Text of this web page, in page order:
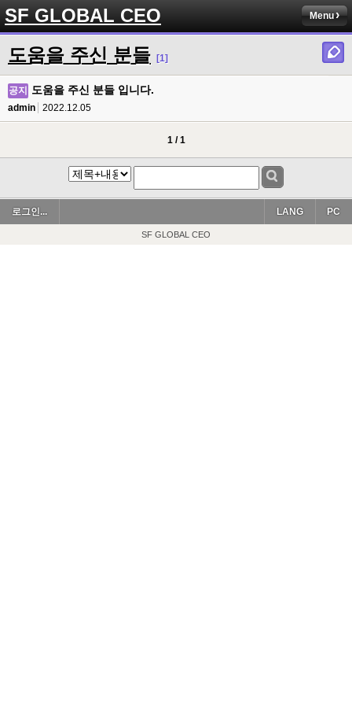
SF GLOBAL CEO Menu
도움을 주신 분들 [1]
공지 도움을 주신 분들 입니다.
admin 2022.12.05
1 / 1
로그인... PC
LANG
SF GLOBAL CEO